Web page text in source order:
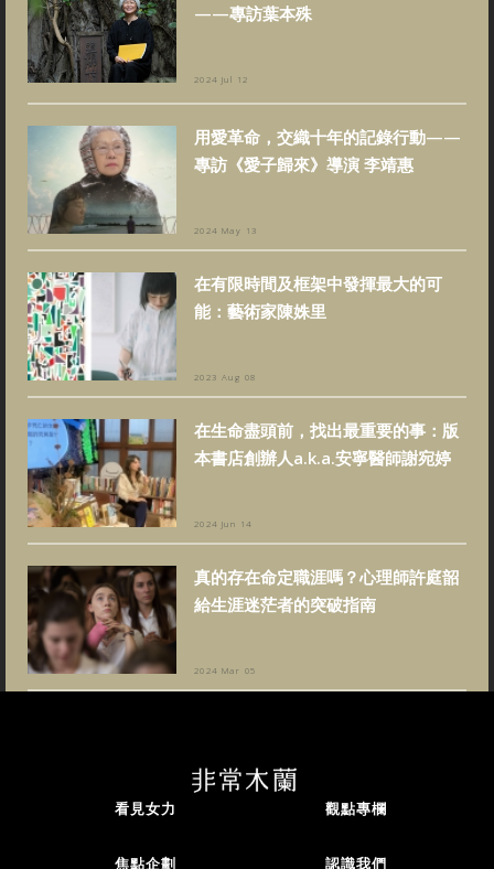
——專訪葉本殊
2024 Jul 12
用愛革命，交織十年的記錄行動——
專訪《愛子歸來》導演 李靖惠
2024 May 13
在有限時間及框架中發揮最大的可
能：藝術家陳姝里
2023 Aug 08
在生命盡頭前，找出最重要的事：版
本書店創辦人a.k.a.安寧醫師謝宛婷
2024 Jun 14
真的存在命定職涯嗎？心理師許庭韶
給生涯迷茫者的突破指南
2024 Mar 05
看見女力 觀點專欄
焦點企劃 認識我們